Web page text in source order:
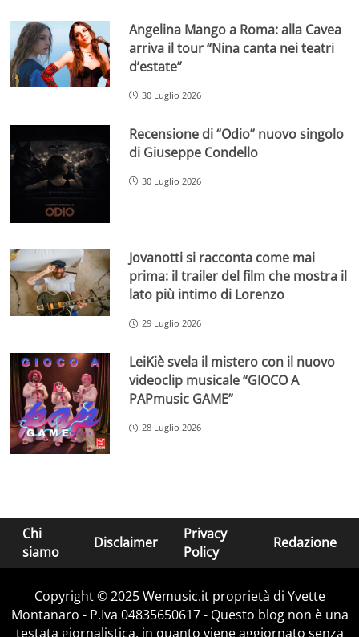
Angelina Mango a Roma: alla Cavea
arriva il tour “Nina canta nei teatri
d’estate”
30 Luglio 2026
Recensione di “Odio” nuovo singolo
di Giuseppe Condello
30 Luglio 2026
Jovanotti si racconta come mai
prima: il trailer del film che mostra il
lato più intimo di Lorenzo
29 Luglio 2026
LeiKiè svela il mistero con il nuovo
videoclip musicale “GIOCO A
PAPmusic GAME”
28 Luglio 2026
Chi
siamo
Disclaimer
Privacy
Policy
Redazione
Copyright © 2025 Wemusic.it proprietà di Yvette
Montanaro - P.Iva 04835650617 - Questo blog non è una
testata giornalistica, in quanto viene aggiornato senza